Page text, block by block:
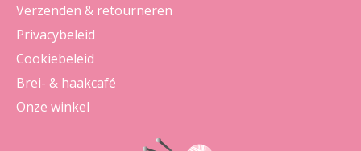
Verzenden & retourneren
Privacybeleid
Cookiebeleid
Brei- & haakcafé
Onze winkel